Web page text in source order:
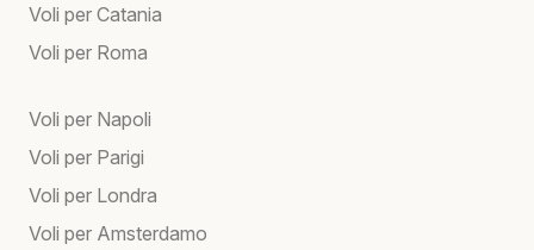
Voli per Catania
Voli per Roma
Voli per Napoli
Voli per Parigi
Voli per Londra
Voli per Amsterdamo